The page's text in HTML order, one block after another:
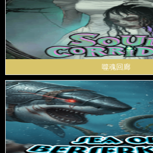
噬魂回廊